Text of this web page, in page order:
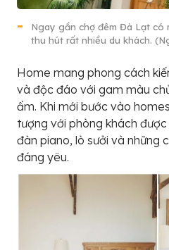
Ngay gần chợ đêm Đà Lạt có
thu hút rất nhiều du khách.
Home mang phong cách
và độc đáo với gam màu
ấm. Khi mới bước vào
tượng với phòng khách
đàn piano, lò sưởi và những
đáng yêu.